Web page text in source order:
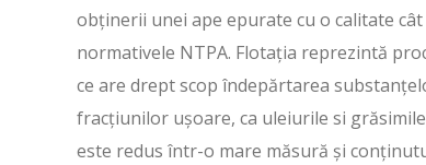
obținerii unei ape epurate cu o calitate
normativele NTPA. Flotația reprezintă
ce are drept scop îndepărtarea
fracțiunilor ușoare, ca uleiurile si
este redus într-o mare măsură și